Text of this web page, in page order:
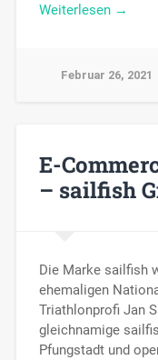
Weiterlesen →
Februar 26, 2021
E-
– sailfish
Die Marke sailfish
ehemaligen
Triathlonprofi Jan
gleichnamige
Pfungstadt und